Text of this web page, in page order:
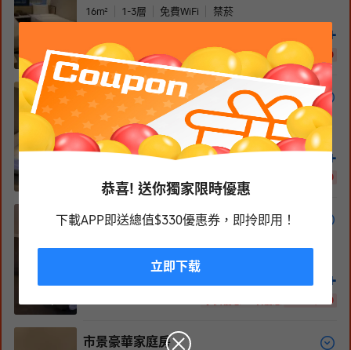
恭喜! 送你獨家限時優惠
下載APP即送總值$330優惠券，即拎即用！
立即下载
1/4
16m² 1-3層 免費WiFi 禁菸
+
永安優惠 · 3項優惠 已減 1,070
市景豪華雙人房
1張大床
23m² 免費WiFi
1,244+
已減 1,220
高級家庭房(無景)
免費WiFi 禁菸
HKD3170 HKD1,600 +
已減 1,570
市景豪華家庭房